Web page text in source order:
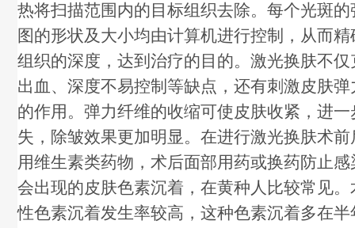
热将扫描范围内的目标组织去除。每个光斑
图的形状及大小均由计算机进行控制，从而
组织的深度，达到治疗的目的。激光换肤不
出血、深度不易控制等缺点，还有刺激皮肤
的作用。弹力纤维的收缩可使皮肤收紧，进
失，除皱效果更加明显。在进行激光换肤术
用维生素类药物，术后面部用药或换药防止
会出现的皮肤色素沉着，在黄种人比较常见
性色素沉着发生率较高，这种色素沉着多在